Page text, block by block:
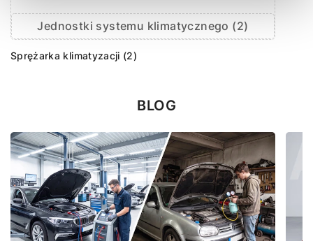
Jednostki systemu klimatycznego (2)
Sprężarka klimatyzacji (2)
BLOG